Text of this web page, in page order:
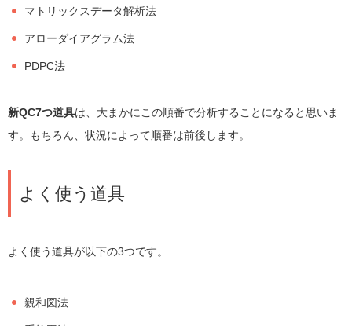
マトリックスデータ解析法
アローダイアグラム法
PDPC法
新QC7つ道具は、大まかにこの順番で分析することになると思いま
す。もちろん、状況によって順番は前後します。
よく使う道具
よく使う道具が以下の3つです。
親和図法